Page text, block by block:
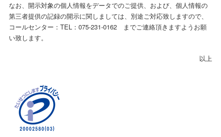
なお、開示対象の個人情報をデータでのご提供、および、個人情報の
第三者提供の記録の開示に関しましては、別途ご対応致しますので、
コールセンター：TEL：075-231-0162 までご連絡頂きますようお願
い致します。
以上